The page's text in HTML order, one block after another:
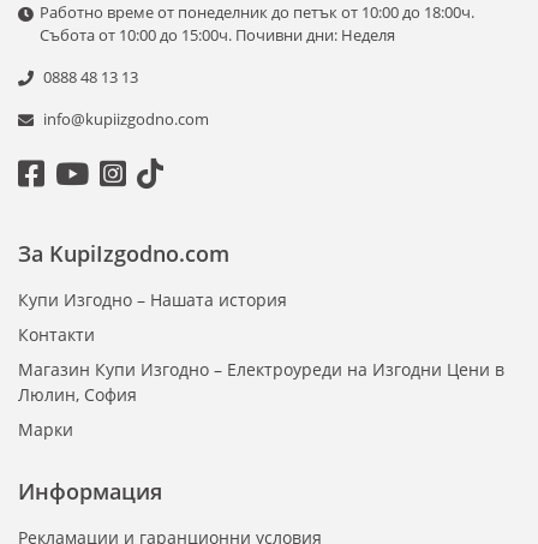
Работно време от понеделник до петък от 10:00 до 18:00ч.
Събота от 10:00 до 15:00ч. Почивни дни: Неделя
0888 48 13 13
info@kupiizgodno.com
Информация
Рекламации и гаранционни условия
За KupiIzgodno.com
Купи Изгодно – Нашата история
Контакти
Магазин Купи Изгодно – Електроуреди на Изгодни Цени в
Люлин, София
Марки